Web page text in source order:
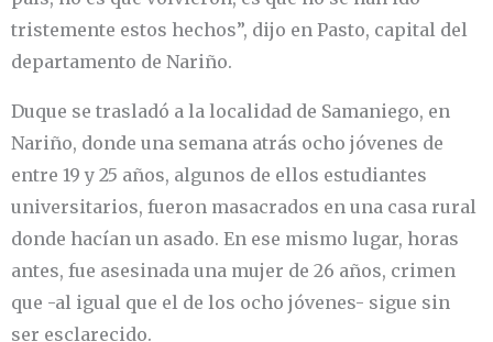
tristemente estos hechos”, dijo en Pasto, capital del
departamento de Nariño.
Duque se trasladó a la localidad de Samaniego, en
Nariño, donde una semana atrás ocho jóvenes de
entre 19 y 25 años, algunos de ellos estudiantes
universitarios, fueron masacrados en una casa rural
donde hacían un asado. En ese mismo lugar, horas
antes, fue asesinada una mujer de 26 años, crimen
que -al igual que el de los ocho jóvenes- sigue sin
ser esclarecido.